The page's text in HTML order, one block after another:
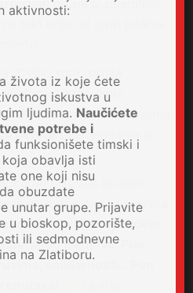
grupa u zajednici?
„Dečje srce“ pruža
angažovanja
teško zapošljivih kategorija
deteta sa smetnjama u
angažovan ili usled
vremena da radiš,vrata
a put kojim ćete
iskustva. Pun
aktivnosti:
života iz koje ćete
iskustva u
ljudima. Naučićete
potrebe i
funksionišete timski i
obavlja isti
one koji nisu
obuzdate
unutar grupe. Prijavite
u bioskop, pozorište,
ili sedmodnevne
na Zlatiboru.